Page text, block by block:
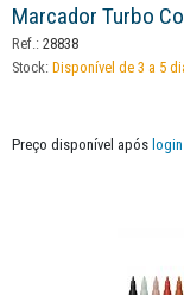
Marcador Turbo
Ref.: 28838
Stock: Disponível de 3 a 5
Preço disponível após login